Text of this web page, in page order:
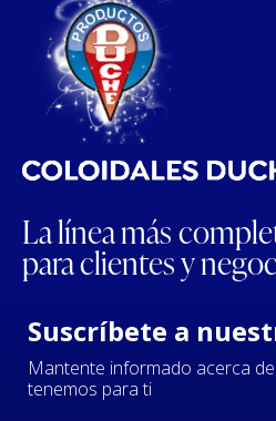
La línea más
para clientes y
Suscríbete a
Mantente informado acerca
tenemos para ti